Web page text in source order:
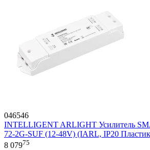
046546
INTELLIGENT ARLIGHT Усилитель
72-2G-SUF (12-48V) (IARL, IP20
8 07975